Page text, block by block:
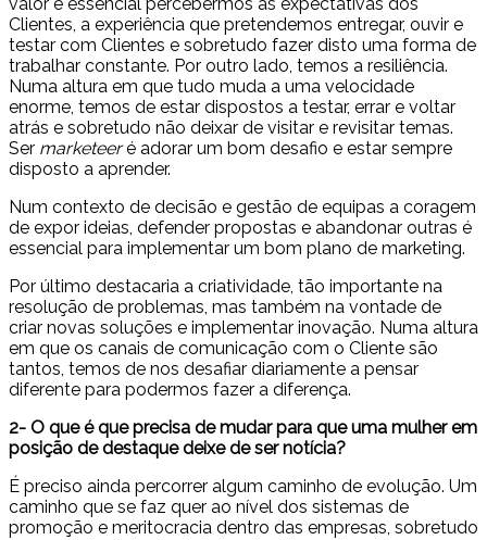
Clientes, a experiência que pretendemos entregar, ouvir e
testar com Clientes e sobretudo fazer disto uma forma de
trabalhar constante. Por outro lado, temos a resiliência.
Numa altura em que tudo muda a uma velocidade
enorme, temos de estar dispostos a testar, errar e voltar
atrás e sobretudo não deixar de visitar e revisitar temas.
Ser marketeeré adorar um bom desafio e estar sempre
disposto a aprender.
Num contexto de decisão e gestão de equipas a coragem
de expor ideias, defender propostas e abandonar outras é
essencial para implementar um bom plano de marketing.
Por último destacaria a criatividade, tão importante na
resolução de problemas, mas também na vontade de
criar novas soluções e implementar inovação. Numa altura
em que os canais de comunicação com o Cliente são
tantos, temos de nos desafiar diariamente a pensar
diferente para podermos fazer a diferença.
2- O que é que precisa de mudar para que uma mulher em
posição de destaque deixe de ser notícia?
É preciso ainda percorrer algum caminho de evolução. Um
caminho que se faz quer ao nível dos sistemas de
promoção e meritocracia dentro das empresas, sobretudo